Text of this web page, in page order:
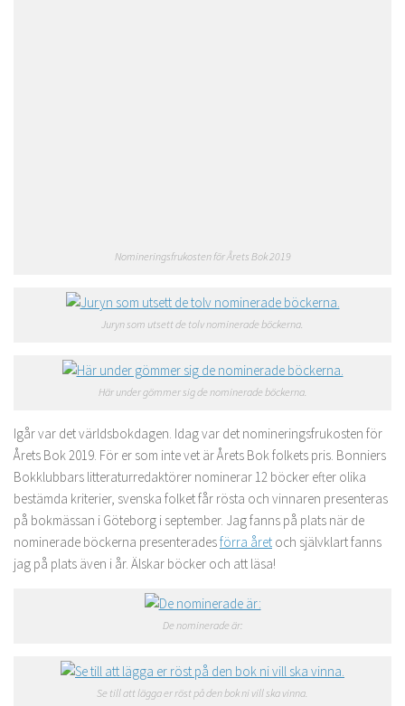
Nomineringsfrukosten för Årets Bok 2019
Juryn som utsett de tolv nominerade böckerna.
Här under gömmer sig de nominerade böckerna.
Igår var det världsbokdagen. Idag var det nomineringsfrukosten för
Årets Bok 2019. För er som inte vet är Årets Bok folkets pris. Bonniers
Bokklubbars litteraturredaktörer nominerar 12 böcker efter olika
bestämda kriterier, svenska folket får rösta och vinnaren presenteras
på bokmässan i Göteborg i september. Jag fanns på plats när de
nominerade böckerna presenteradesförra året och självklart fanns
jag på plats även i år. Älskar böcker och att läsa!
De nominerade är:
Se till att lägga er röst på den bok ni vill ska vinna.